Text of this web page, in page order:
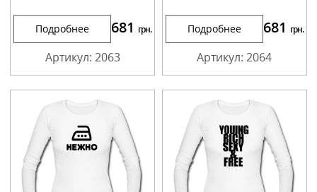
Подробнее 681 грн.
Артикул: 2063
Подробнее 681 грн.
Артикул: 2064